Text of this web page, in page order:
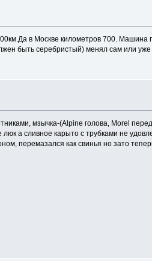
в Москве километров 700.
быть серебристый) менял сам или уже
мзычка-(Alpine голова, Morel
а сливное карыто с трубками не
перемазался как свинья но зато